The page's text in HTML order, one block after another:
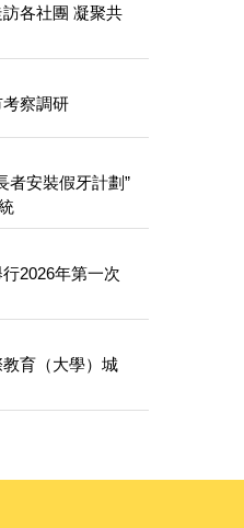
各社團 凝聚共
察調研
者安裝假牙計劃”
2026年第一次
育（大學）城